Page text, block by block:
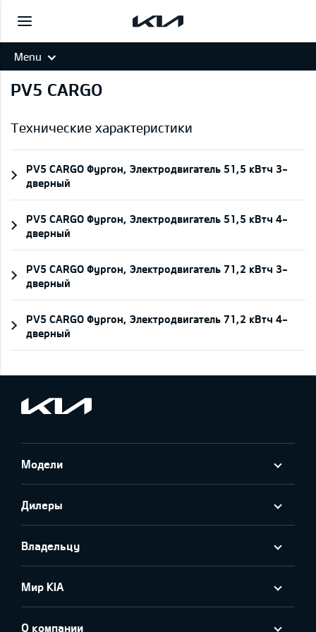
Menu
PV5 CARGO
Технические характеристики
PV5 CARGO Фургон, Электродвигатель 51,5 кВтч 3-
дверный
PV5 CARGO Фургон, Электродвигатель 51,5 кВтч 4-
дверный
PV5 CARGO Фургон, Электродвигатель 71,2 кВтч 3-
дверный
PV5 CARGO Фургон, Электродвигатель 71,2 кВтч 4-
дверный
Модели
Дилеры
Владельцу
Мир KIA
О компании